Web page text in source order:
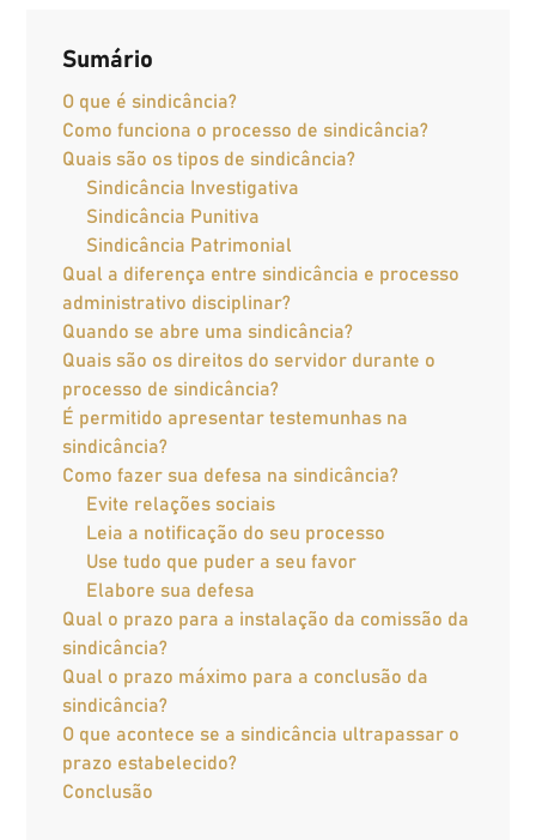
Sumário
O que é sindicância?
Como funciona o processo de sindicância?
Quais são os tipos de sindicância?
Sindicância Investigativa
Sindicância Punitiva
Sindicância Patrimonial
Qual a diferença entre sindicância e processo
administrativo disciplinar?
Quando se abre uma sindicância?
Quais são os direitos do servidor durante o
processo de sindicância?
É permitido apresentar testemunhas na
sindicância?
Como fazer sua defesa na sindicância?
Evite relações sociais
Leia a notificação do seu processo
Use tudo que puder a seu favor
Elabore sua defesa
Qual o prazo para a instalação da comissão da
sindicância?
Qual o prazo máximo para a conclusão da
sindicância?
O que acontece se a sindicância ultrapassar o
prazo estabelecido?
Conclusão